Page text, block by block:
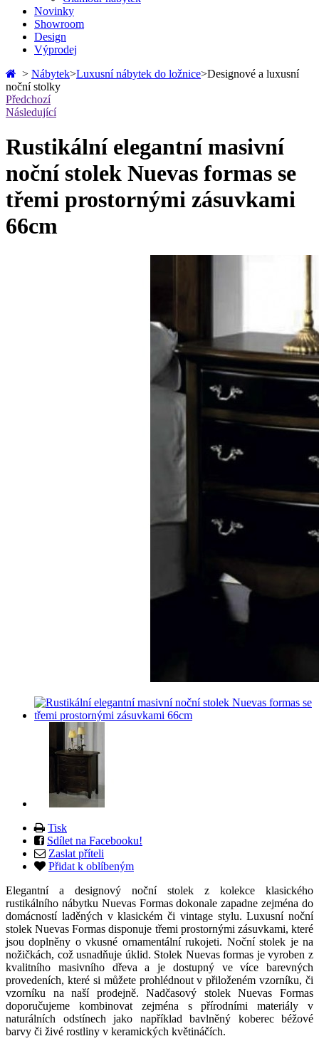
Novinky
Showroom
Design
Výprodej
> Nábytek>Luxusní nábytek do ložnice>Designové a luxusní
noční stolky
Předchozí
Následující
Rustikální elegantní masivní
noční stolek Nuevas formas se
třemi prostornými zásuvkami
66cm
Tisk
Sdílet na Facebooku!
Zaslat příteli
Přidat k oblíbeným
Elegantní a designový noční stolek z kolekce klasického
rustikálního nábytku Nuevas Formas dokonale zapadne zejména do
domácností laděných v klasickém či vintage stylu. Luxusní noční
stolek Nuevas Formas disponuje třemi prostornými zásuvkami, které
jsou doplněny o vkusné ornamentální rukojeti. Noční stolek je na
nožičkách, což usnadňuje úklid. Stolek Nuevas formas je vyroben z
kvalitního masivního dřeva a je dostupný ve více barevných
provedeních, které si můžete prohlédnout v přiloženém vzorníku, či
vzorníku na naší prodejně. Nadčasový stolek Nuevas Formas
doporučujeme kombinovat zejména s přírodními materiály v
naturálních odstínech jako například bavlněný koberec béžové
barvy či živé rostliny v keramických květináčích.